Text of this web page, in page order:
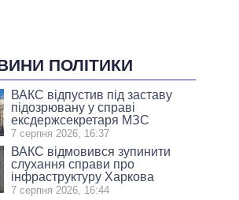
ПОЛІТИКИ
ВАКС відпустив під заставу
підозрювану у справі
ексдержсекретаря МЗС
7 серпня 2026, 16:37
ВАКС відмовився зупинити
слухання справи про
інфраструктуру Харкова
7 серпня 2026, 16:44